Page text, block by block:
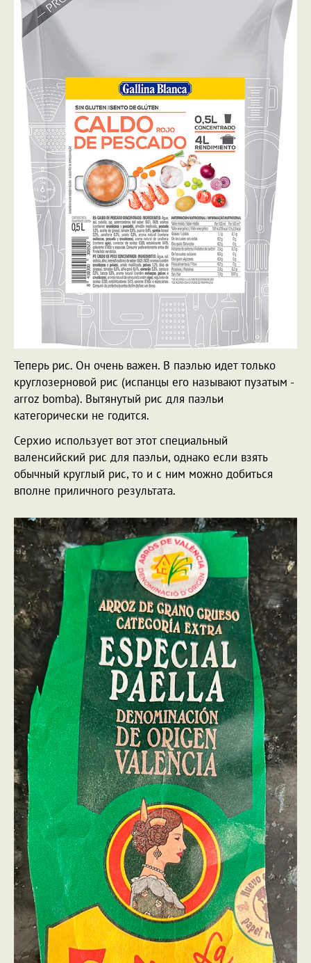
Теперь рис. Он очень важен. В паэлью идет только
круглозерновой рис (испанцы его называют пузатым -
arroz bomba). Вытянутый рис для паэльи
категорически не годится.
Серхио использует вот этот специальный
валенсийский рис для паэльи, однако если взять
обычный круглый рис, то и с ним можно добиться
вполне приличного результата.